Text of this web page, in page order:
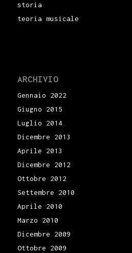
storia
teoria musicale
ARCHIVIO
Gennaio 2022
Giugno 2015
Luglio 2014
Dicembre 2013
Aprile 2013
Dicembre 2012
Ottobre 2012
Settembre 2010
Aprile 2010
Marzo 2010
Dicembre 2009
Ottobre 2009